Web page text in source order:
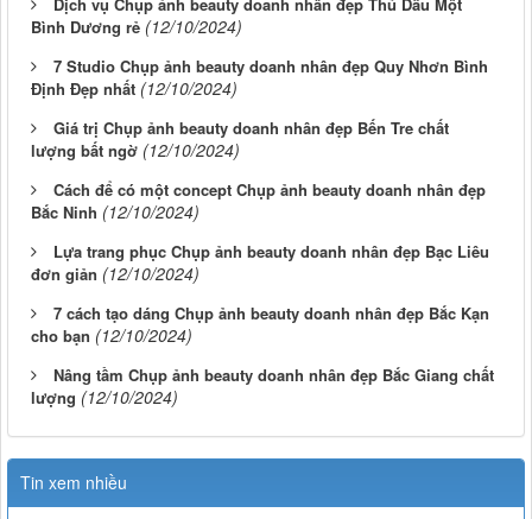
Bình Dương rẻ (12/10/2024)
7 Studio Chụp ảnh beauty doanh nhân đẹp Quy Nhơn Bình
Định Đẹp nhất (12/10/2024)
Giá trị Chụp ảnh beauty doanh nhân đẹp Bến Tre chất
lượng bất ngờ (12/10/2024)
Cách để có một concept Chụp ảnh beauty doanh nhân đẹp
Bắc Ninh (12/10/2024)
Lựa trang phục Chụp ảnh beauty doanh nhân đẹp Bạc Liêu
đơn giản (12/10/2024)
7 cách tạo dáng Chụp ảnh beauty doanh nhân đẹp Bắc Kạn
cho bạn (12/10/2024)
Nâng tầm Chụp ảnh beauty doanh nhân đẹp Bắc Giang chất
lượng (12/10/2024)
Tin xem nhiều